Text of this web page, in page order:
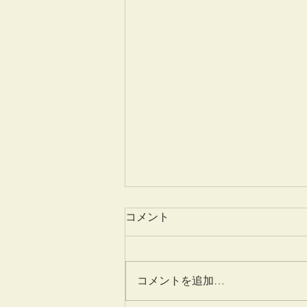
姫百合
コメント
コメントを追加…